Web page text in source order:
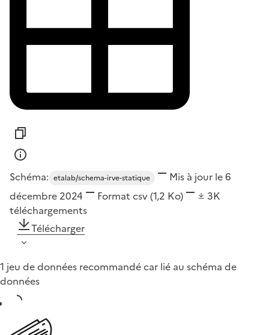
Schéma: etalab/schema-irve-statique
Mis à jour le 6
décembre 2024
Format csv(1,2 Ko)
3K
téléchargements
Télécharger
1 jeu de données recommandé car lié au schéma de
données